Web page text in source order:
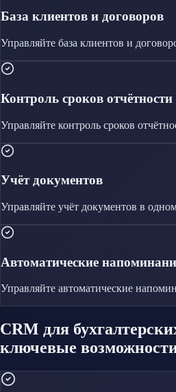
База клиентов и договоров
Управляйте база клиентов и
Контроль сроков отчётности
Управляйте контроль сроков
Учёт документов
Управляйте учёт документов в
Автоматические
Управляйте автоматические
CRM для
ключевые